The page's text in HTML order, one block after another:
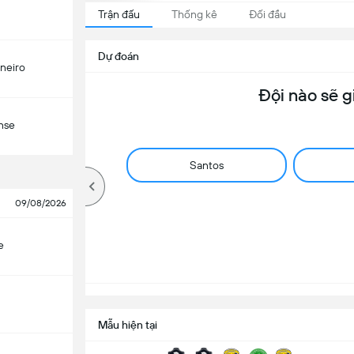
09/08/2026
Trận đấu Thống kê Đối đầu
Dự đoán
Đội nào sẽ
Santos
Mẫu hiện tại